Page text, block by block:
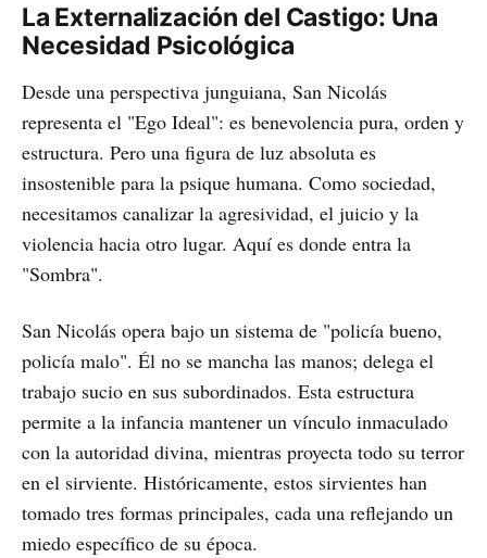
La Externalización del Castigo: Una
Necesidad Psicológica
Desde una perspectiva junguiana, San Nicolás
representa el "Ego Ideal": es benevolencia pura, orden y
estructura. Pero una figura de luz absoluta es
insostenible para la psique humana. Como sociedad,
necesitamos canalizar la agresividad, el juicio y la
violencia hacia otro lugar. Aquí es donde entra la
"Sombra".
San Nicolás opera bajo un sistema de "policía bueno,
policía malo". Él no se mancha las manos; delega el
trabajo sucio en sus subordinados. Esta estructura
permite a la infancia mantener un vínculo inmaculado
con la autoridad divina, mientras proyecta todo su terror
en el sirviente. Históricamente, estos sirvientes han
tomado tres formas principales, cada una reflejando un
miedo específico de su época.